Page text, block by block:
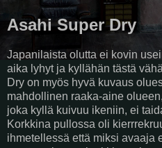
Asahi Super Dry
Japanilaista olutta ei kovin
aika lyhyt ja kyllähän tästä
Dry on myös hyvä kuvaus
mahdollinen raaka-aine
joka kyllä kuivuu ikeniin, ei
Korkkina pullossa oli
ihmetellessä että miksi avaaja